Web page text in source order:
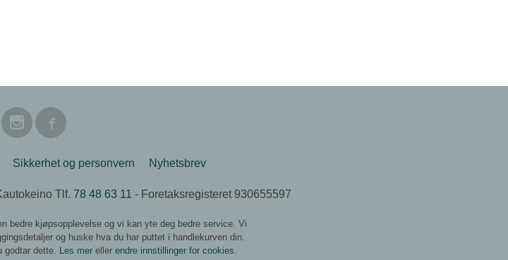
Sikkerhet og personvern Nyhetsbrev
Tlf. 78 48 63 11 - Foretaksregisteret 930655597
bedre kjøpsopplevelse og vi kan yte deg bedre service. Vi
og huske hva du har puttet i handlekurven din.
godtar dette. Les mer eller endre innstillinger for cookies.